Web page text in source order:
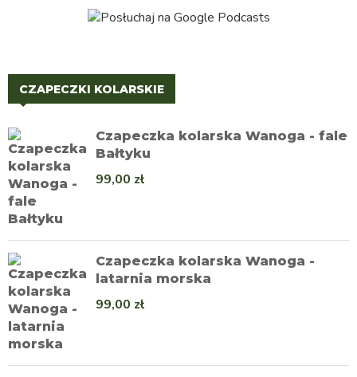
CZAPECZKI KOLARSKIE
Czapeczka kolarska Wanoga - fale
Bałtyku
99,00 zł
Czapeczka kolarska Wanoga -
latarnia morska
99,00 zł